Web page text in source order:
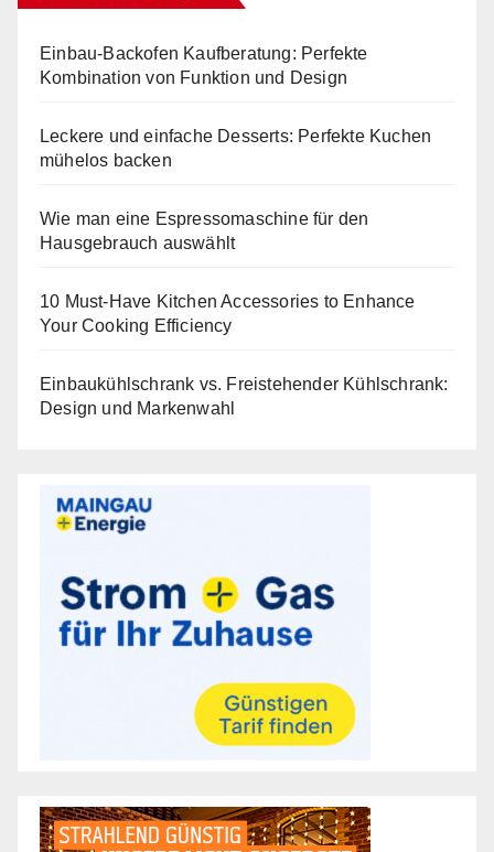
Einbau-Backofen Kaufberatung: Perfekte
Kombination von Funktion und Design
Leckere und einfache Desserts: Perfekte Kuchen
mühelos backen
Wie man eine Espressomaschine für den
Hausgebrauch auswählt
10 Must-Have Kitchen Accessories to Enhance
Your Cooking Efficiency
Einbaukühlschrank vs. Freistehender Kühlschrank:
Design und Markenwahl